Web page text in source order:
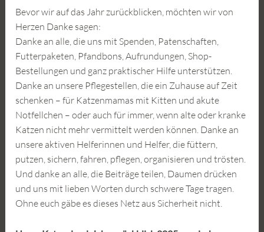
Bevor wir auf das Jahr zurückblicken, möchten wir von
Herzen Danke sagen:
Danke an alle, die uns mit Spenden, Patenschaften,
Futterpaketen, Pfandbons, Aufrundungen, Shop-
Bestellungen und ganz praktischer Hilfe unterstützen.
Danke an unsere Pflegestellen, die ein Zuhause auf Zeit
schenken – für Katzenmamas mit Kitten und akute
Notfellchen – oder auch für immer, wenn alte oder kranke
Katzen nicht mehr vermittelt werden können. Danke an
unsere aktiven Helferinnen und Helfer, die füttern,
putzen, sichern, fahren, pflegen, organisieren und trösten.
Und danke an alle, die Beiträge teilen, Daumen drücken
und uns mit lieben Worten durch schwere Tage tragen.
Ohne euch gäbe es dieses Netz aus Sicherheit nicht.